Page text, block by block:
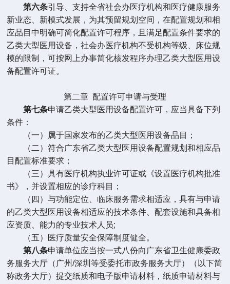
第六条引导、支持全省社会办医疗机构和医疗健康服务
新业态、新模式发展，为其预留规划空间，在配置规划和相
应品目中明确可简化配置许可程序，且满足配置条件要求的
乙类大型医用设备，社会办医疗机构不受机构等级、床位规
模的限制，可按网上办事简化核发程序办理乙类大型医用设
备配置许可证。
第二章 配置许可申请与受理
第七条申请乙类大型医用设备配置许可，应当具备下列
条件：
（一）属于国家发布的乙类大型医用设备品目；
（二）符合广东省乙类大型医用设备配置规划和相应品
目配置标准要求；
（三）具有医疗机构执业许可证或《设置医疗机构批准
书》，并设置相应的诊疗科目；
（四）与功能定位、临床服务需求相适应，具有与申请
的乙类大型医用设备相适应的技术条件、配套设施和具备相
应资质、能力的专业技术人员;
（五）医疗质量安全保障制度健全。
第八条申请单位应当按一式八份向广东省卫生健康委政
务服务大厅（广州/深圳等受委托市政务服务大厅）（以下简
称政务大厅）提交纸质和电子版申请材料，纸质申请材料与